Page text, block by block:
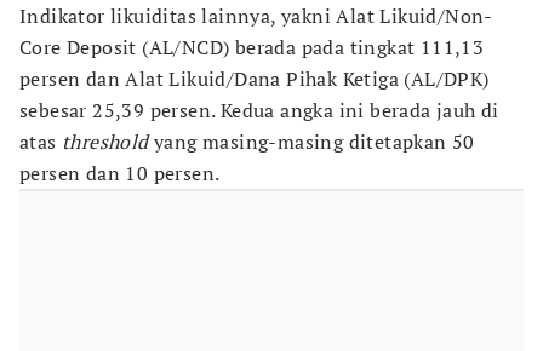
Indikator likuiditas lainnya, yakni Alat Likuid/Non-
Core Deposit (AL/NCD) berada pada tingkat 111,13
persen dan Alat Likuid/Dana Pihak Ketiga (AL/DPK)
sebesar 25,39 persen. Kedua angka ini berada jauh di
atas thresholdyang masing-masing ditetapkan 50
persen dan 10 persen.